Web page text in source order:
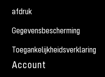
afdruk
Gegevensbescherming
Toegankelijkheidsverklaring
Account